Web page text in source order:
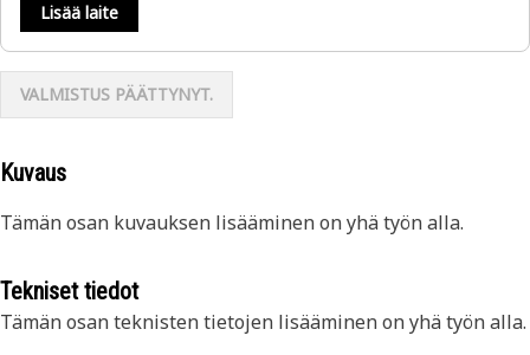
Lisää laite
VALMISTUS PÄÄTTYNYT.
Kuvaus
Tämän osan kuvauksen lisääminen on yhä työn alla.
Tekniset tiedot
Tämän osan teknisten tietojen lisääminen on yhä työn alla.